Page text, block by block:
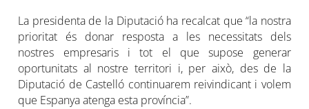
La presidenta de la Diputació ha recalcat que “la nostra
prioritat és donar resposta a les necessitats dels
nostres empresaris i tot el que supose generar
oportunitats al nostre territori i, per això, des de la
Diputació de Castelló continuarem reivindicant i volem
que Espanya atenga esta província”.